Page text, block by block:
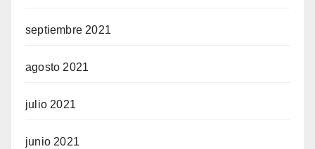
septiembre 2021
agosto 2021
julio 2021
junio 2021